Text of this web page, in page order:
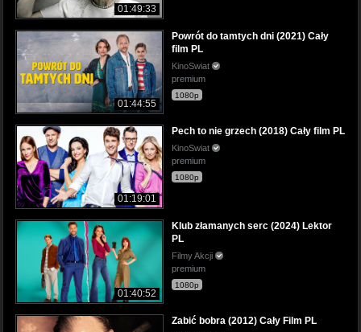
01:49:33
01:44:55
Powrót do tamtych dni (2021) Cały
film PL
KinoSwiat
premium
1080p
01:19:01
Pech to nie grzech (2018) Cały film PL
KinoSwiat
premium
1080p
01:40:52
Klub złamanych serc (2024) Lektor
PL
Filmy Akcji
premium
1080p
Zabić bobra (2012) Cały Film PL